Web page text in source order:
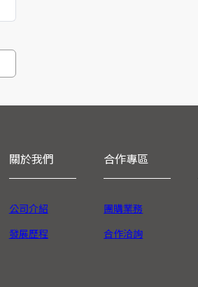
關於我們
公司介紹
發展歷程
合作專區
團購業務
合作洽詢